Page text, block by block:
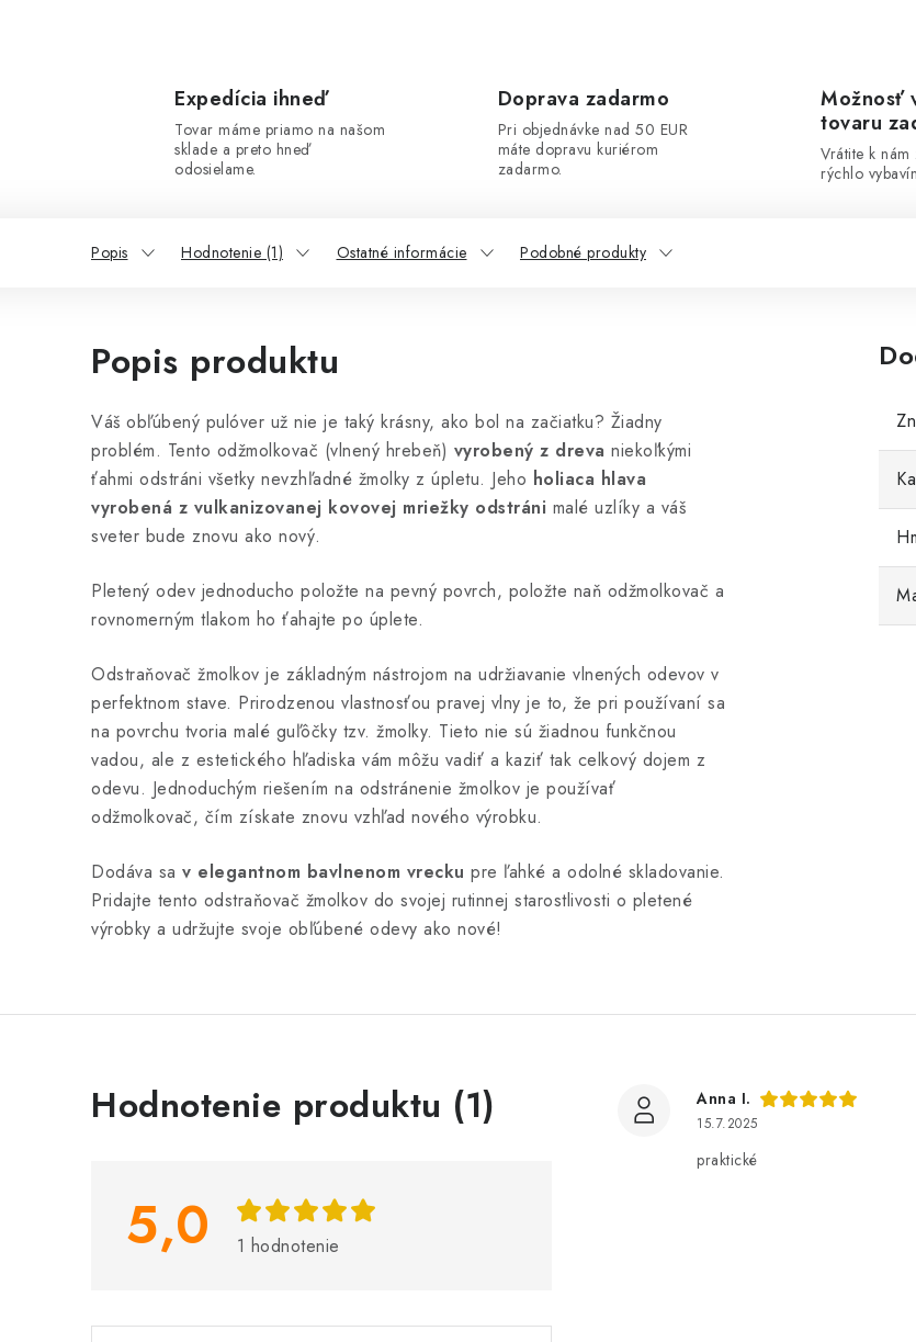
Expedícia ihneď
Tovar máme priamo na našom
sklade a preto hneď
odosielame.
Doprava zadarmo
Pri objednávke nad 50 EUR
máte dopravu kuriérom
zadarmo.
Možnosť
tovaru
Vrátite k
rýchlo
Popis Hodnotenie (1) Ostatné informácie Podobné produkty
Popis produktu
Váš obľúbený pulóver už nie je taký krásny, ako bol na začiatku? Žiadny
problém. Tento odžmolkovač (vlnený hrebeň) vyrobený z dreva niekoľkými
ťahmi odstráni všetky nevzhľadné žmolky z úpletu. Jeho holiaca hlava
vyrobená z vulkanizovanej kovovej mriežky odstráni malé uzlíky a váš
sveter bude znovu ako nový.
Pletený odev jednoducho položte na pevný povrch, položte naň odžmolkovač a
rovnomerným tlakom ho ťahajte po úplete.
Odstraňovač žmolkov je základným nástrojom na udržiavanie vlnených odevov v
perfektnom stave. Prirodzenou vlastnosťou pravej vlny je to, že pri používaní sa
na povrchu tvoria malé guľôčky tzv. žmolky. Tieto nie sú žiadnou funkčnou
vadou, ale z estetického hľadiska vám môžu vadiť a kaziť tak celkový dojem z
odevu. Jednoduchým riešením na odstránenie žmolkov je používať
odžmolkovač, čím získate znovu vzhľad nového výrobku.
Dodáva sa v elegantnom bavlnenom vrecku pre ľahké a odolné skladovanie.
Pridajte tento odstraňovač žmolkov do svojej rutinnej starostlivosti o pletené
výrobky a udržujte svoje obľúbené odevy ako nové!
Hodnotenie produktu (1)
5,0 1 hodnotenie
V
o
Anna I.
15.7.2025
praktické